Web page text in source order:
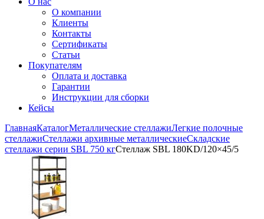
О компании
Клиенты
Контакты
Сертификаты
Статьи
Покупателям
Оплата и доставка
Гарантии
Инструкции для сборки
Кейсы
ГлавнаяКаталогМеталлические стеллажиЛегкие полочные
стеллажиСтеллажи архивные металлическиеСкладские
стеллажи серии SBL 750 кгСтеллаж SBL 180KD/120×45/5